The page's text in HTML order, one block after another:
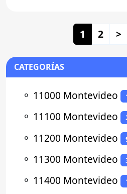
1 2 >
CATEGORÍAS
⚬ 11000 Montevideo
⚬ 11100 Montevideo
⚬ 11200 Montevideo
⚬ 11300 Montevideo
⚬ 11400 Montevideo